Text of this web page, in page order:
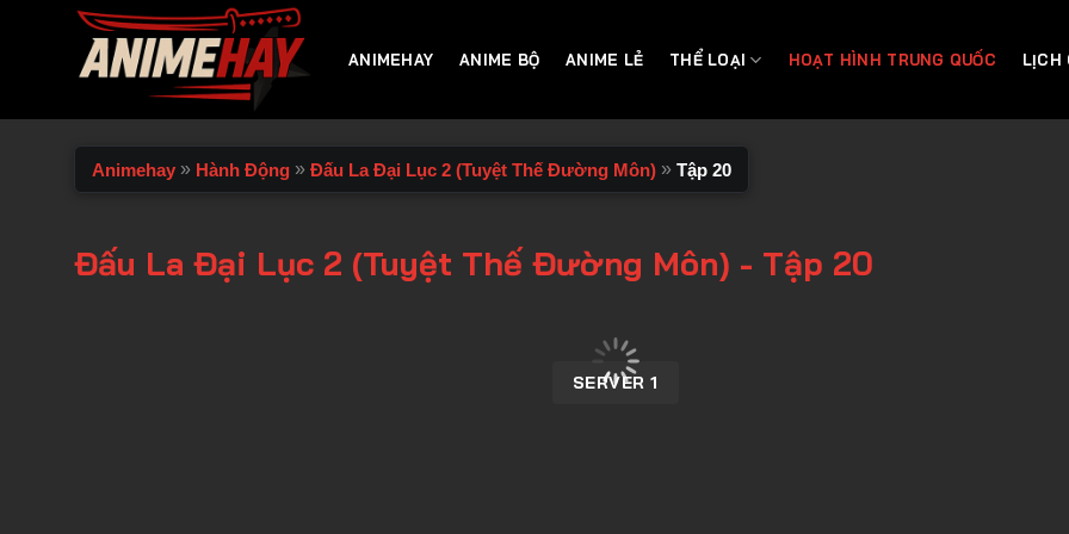
ANIMEHAY ANIME BỘ ANIME LẺ THỂ LOẠI HOẠT HÌNH TRUNG QUỐC LỊCH
Animehay » Hành Động » Đấu La Đại Lục 2 (Tuyệt Thế Đường Môn) » Tập 20
Đấu La Đại Lục 2 (Tuyệt Thế Đường Môn) - Tập 20
SERVER 1